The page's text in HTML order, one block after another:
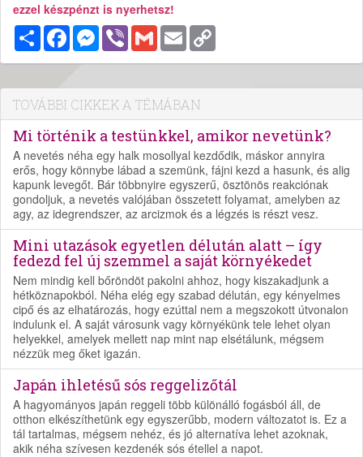
ezzel készpénzt is nyerhetsz!
MegosztásFacebookMessenger
Viber Gmail Email
TOVÁBBI CIKKEK A TÉMÁBAN
Mi történik a testünkkel, amikor nevetünk?
A nevetés néha egy halk mosollyal kezdődik, máskor annyira
erős, hogy könnybe lábad a szemünk, fájni kezd a hasunk, és alig
kapunk levegőt. Bár többnyire egyszerű, ösztönös reakciónak
gondoljuk, a nevetés valójában összetett folyamat, amelyben az
agy, az idegrendszer, az arcizmok és a légzés is részt vesz.
Mini utazások egyetlen délután alatt – így
fedezd fel új szemmel a saját környékedet
Nem mindig kell bőröndöt pakolni ahhoz, hogy kiszakadjunk a
hétköznapokból. Néha elég egy szabad délután, egy kényelmes
cipő és az elhatározás, hogy ezúttal nem a megszokott útvonalon
indulunk el. A saját városunk vagy környékünk tele lehet olyan
helyekkel, amelyek mellett nap mint nap elsétálunk, mégsem
nézzük meg őket igazán.
Japán ihletésű sós reggelizőtál
A hagyományos japán reggeli több különálló fogásból áll, de
otthon elkészíthetünk egy egyszerűbb, modern változatot is. Ez a
tál tartalmas, mégsem nehéz, és jó alternatíva lehet azoknak,
akik néha szívesen kezdenék sós étellel a napot.